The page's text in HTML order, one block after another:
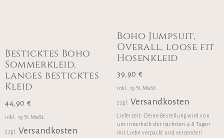
Besticktes Boho
Sommerkleid,
langes besticktes
Kleid
44,90 €
inkl. 19 % MwSt.
zzgl. Versandkosten
Boho Jumpsuit,
Overall, loose fit
Hosenkleid
39,90 €
inkl. 19 % MwSt.
zzgl. Versandkosten
Lieferzeit: Deine Bestellung wird von
uns innerhalb der nächsten 4-8 Tagen
mit Liebe verpackt und versendet!